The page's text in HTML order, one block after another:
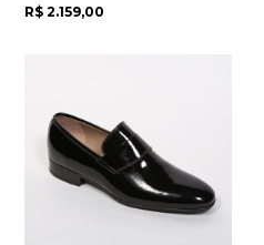
R$ 2.159,00